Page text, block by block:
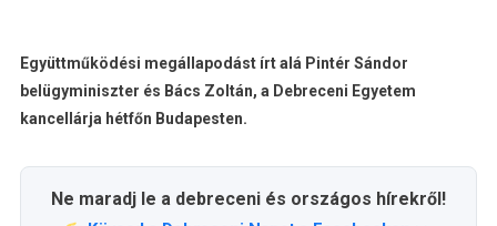
Együttműködési megállapodást írt alá Pintér Sándor
belügyminiszter és Bács Zoltán, a Debreceni Egyetem
kancellárja hétfőn Budapesten.
Ne maradj le a debreceni és országos hírekről!